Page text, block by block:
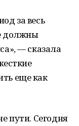
за весь
должны
— сказала
еще как
пути. Сегодня